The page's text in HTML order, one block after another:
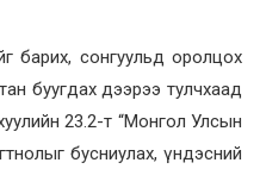
барих, сонгуульд оролцох
буугдах дээрээ тулчхаад
23.2-т “Монгол Улсын
бусниулах, үндэсний